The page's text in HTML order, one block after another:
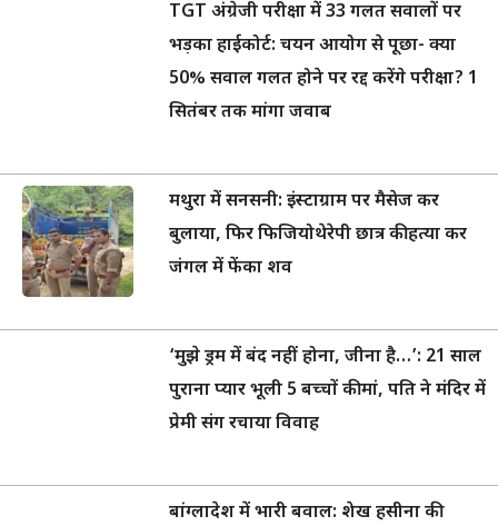
TGT अंग्रेजी परीक्षा में 33 गलत सवालों पर
भड़का हाईकोर्ट: चयन आयोग से पूछा- क्या
50% सवाल गलत होने पर रद्द करेंगे परीक्षा? 1
सितंबर तक मांगा जवाब
मथुरा में सनसनी: इंस्टाग्राम पर मैसेज कर
बुलाया, फिर फिजियोथेरेपी छात्र की हत्या कर
जंगल में फेंका शव
‘मुझे ड्रम में बंद नहीं होना, जीना है…’: 21 साल
पुराना प्यार भूली 5 बच्चों की मां, पति ने मंदिर में
प्रेमी संग रचाया विवाह
बांग्लादेश में भारी बवाल: शेख हसीना की